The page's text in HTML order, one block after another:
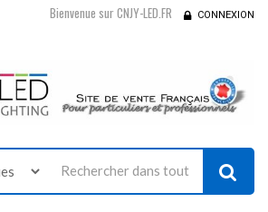
Bienvenue sur CNJY-LED.FR CONNEXION